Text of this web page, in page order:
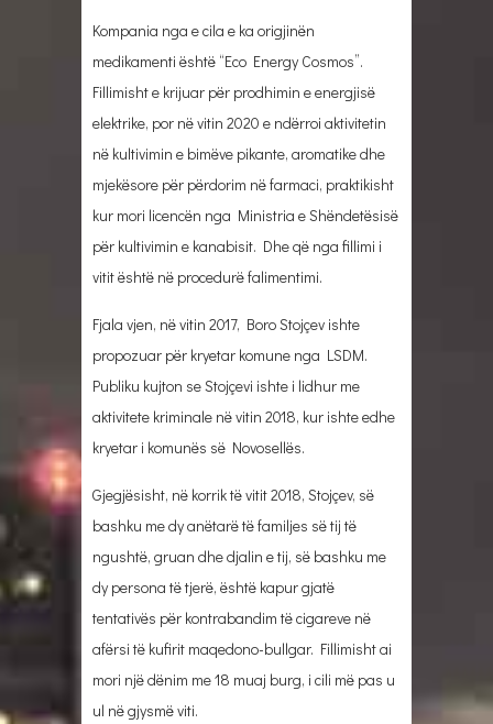
Kompania nga e cila e ka origjinën
medikamenti është “Eco Energy Cosmos”.
Fillimisht e krijuar për prodhimin e energjisë
elektrike, por në vitin 2020 e ndërroi aktivitetin
në kultivimin e bimëve pikante, aromatike dhe
mjekësore për përdorim në farmaci, praktikisht
kur mori licencën nga Ministria e Shëndetësisë
për kultivimin e kanabisit. Dhe që nga fillimi i
vitit është në procedurë falimentimi.
Fjala vjen, në vitin 2017, Boro Stojçev ishte
propozuar për kryetar komune nga LSDM.
Publiku kujton se Stojçevi ishte i lidhur me
aktivitete kriminale në vitin 2018, kur ishte edhe
kryetar i komunës së Novosellës.
Gjegjësisht, në korrik të vitit 2018, Stojçev, së
bashku me dy anëtarë të familjes së tij të
ngushtë, gruan dhe djalin e tij, së bashku me
dy persona të tjerë, është kapur gjatë
tentativës për kontrabandim të cigareve në
afërsi të kufirit maqedono-bullgar. Fillimisht ai
mori një dënim me 18 muaj burg, i cili më pas u
ul në gjysmë viti.